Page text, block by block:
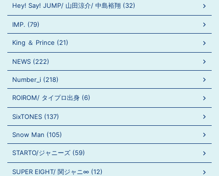
Hey! Say! JUMP/ 山田涼介/ 中島裕翔 (32)
IMP. (79)
King ＆ Prince (21)
NEWS (222)
Number_i (218)
ROIROM/ タイプロ出身 (6)
SixTONES (137)
Snow Man (105)
STARTO/ジャニーズ (59)
SUPER EIGHT/ 関ジャニ∞ (12)